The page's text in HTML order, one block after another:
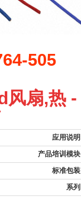
505
风扇,热
应用说
产品培训模
标准包
系